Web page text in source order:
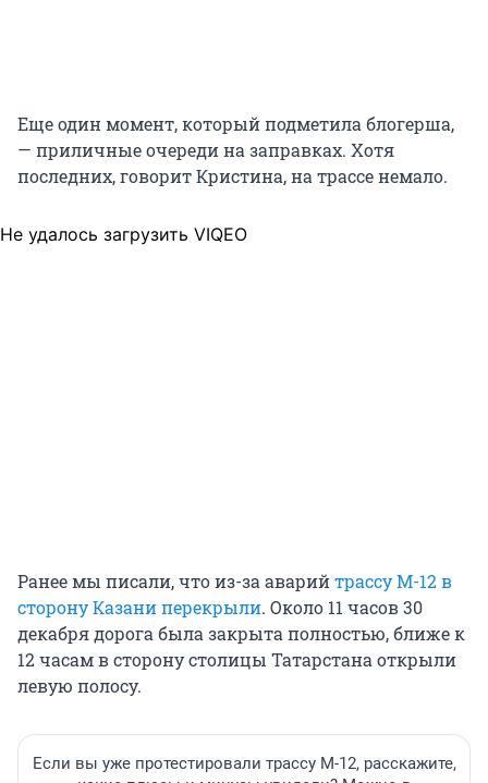
Еще один момент, который подметила блогерша,
— приличные очереди на заправках. Хотя
последних, говорит Кристина, на трассе немало.
Не удалось загрузить VIQEO
Ранее мы писали, что из-за аварийтрассу М-12 в
сторону Казани перекрыли. Около 11 часов 30
декабря дорога была закрыта полностью, ближе к
12 часам в сторону столицы Татарстана открыли
левую полосу.
Если вы уже протестировали трассу М-12, расскажите,